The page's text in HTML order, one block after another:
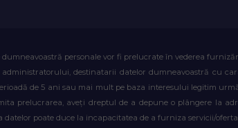
personale vor fi prelucrate în vederea
destinatarii datelor dumneavoastră cu
de 5 ani sau mai mult pe baza interesului legitim
prelucrarea, aveți dreptul de a depune o plângere la
poate duce la incapacitatea de a furniza servicii/